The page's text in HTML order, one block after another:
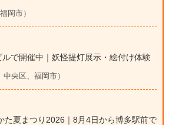
岡市）
で開催中｜妖怪提灯展示・絵付け体験
央区、福岡市）
た夏まつり2026｜8月4日から博多駅前で